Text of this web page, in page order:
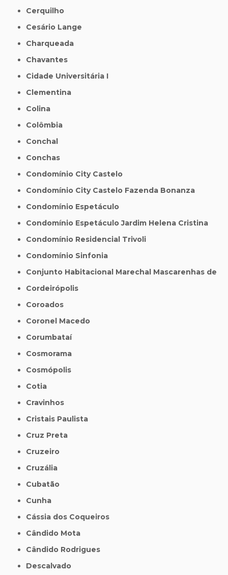
Cerquilho
Cesário Lange
Charqueada
Chavantes
Cidade Universitária I
Clementina
Colina
Colômbia
Conchal
Conchas
Condomínio City Castelo
Condomínio City Castelo Fazenda Bonanza
Condomínio Espetáculo
Condomínio Espetáculo Jardim Helena Cristina
Condomínio Residencial Trivoli
Condomínio Sinfonia
Conjunto Habitacional Marechal Mascarenhas de
Cordeirópolis
Coroados
Coronel Macedo
Corumbataí
Cosmorama
Cosmópolis
Cotia
Cravinhos
Cristais Paulista
Cruz Preta
Cruzeiro
Cruzália
Cubatão
Cunha
Cássia dos Coqueiros
Cândido Mota
Cândido Rodrigues
Descalvado